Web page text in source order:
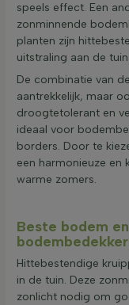
speels effect. Een
zonminnende
planten zijn
uitstraling aan de tuin.
De combinatie van
aantrekkelijk, maar
droogtetolerant en
ideaal voor
borders. Door te
een harmonieuze en
warme zomers.
Beste bodem
Hittebestendige
in de tuin. Deze
zonlicht nodig om